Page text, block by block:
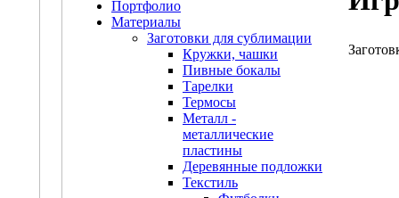
Портфолио
Материалы
Заготовки для сублимации
Кружки, чашки
Пивные бокалы
Тарелки
Термосы
Металл -
металлические
пластины
Деревянные подложки
Текстиль